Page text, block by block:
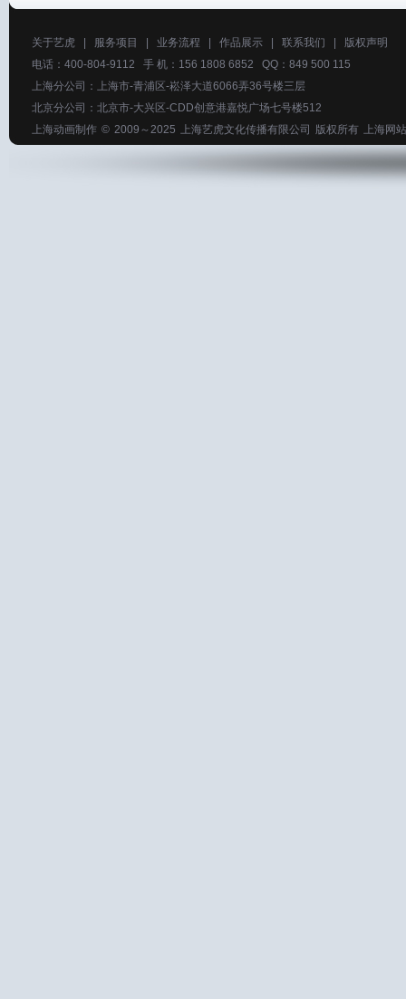
关于艺虎 服务项目 业务流程 作品展示 联系我们
版权声明
电话：400-804-9112 手 机：156 1808 6852 QQ：849 500 115
上海分公司：上海市-青浦区-崧泽大道6066弄36号楼三层
北京分公司：北京市-大兴区-CDD创意港嘉悦广场七号楼512
上海动画制作 © 2009～2025 上海艺虎文化传播有限公司 版权所有 上海网